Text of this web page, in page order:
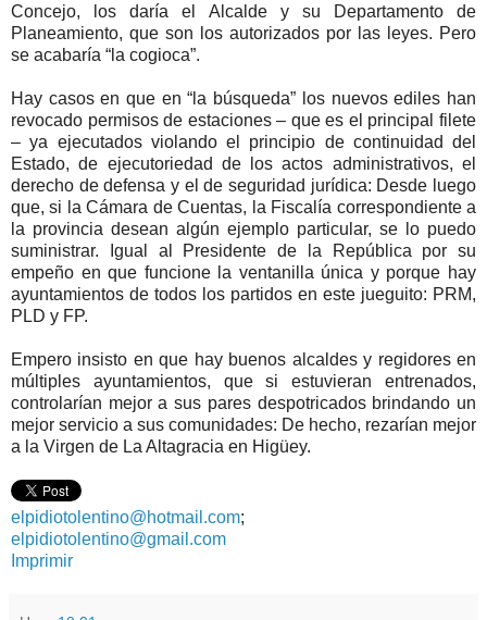
Concejo, los daría el Alcalde y su Departamento de
Planeamiento, que son los autorizados por las leyes. Pero
se acabaría “la cogioca”.
Hay casos en que en “la búsqueda” los nuevos ediles han
revocado permisos de estaciones – que es el principal filete
– ya ejecutados violando el principio de continuidad del
Estado, de ejecutoriedad de los actos administrativos, el
derecho de defensa y el de seguridad jurídica: Desde luego
que, si la Cámara de Cuentas, la Fiscalía correspondiente a
la provincia desean algún ejemplo particular, se lo puedo
suministrar. Igual al Presidente de la República por su
empeño en que funcione la ventanilla única y porque hay
ayuntamientos de todos los partidos en este jueguito: PRM,
PLD y FP.
Empero insisto en que hay buenos alcaldes y regidores en
múltiples ayuntamientos, que si estuvieran entrenados,
controlarían mejor a sus pares despotricados brindando un
mejor servicio a sus comunidades: De hecho, rezarían mejor
a la Virgen de La Altagracia en Higüey.
elpidiotolentino@hotmail.com;
elpidiotolentino@gmail.com
Imprimir